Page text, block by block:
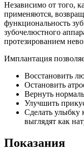
Независимо от того,
применяются,
функциональность
зубочелюстного
протезированием
Имплантация
Восстановить
Остановить
Вернуть
Улучшить
Сделать улыбку
выглядят как
Показания